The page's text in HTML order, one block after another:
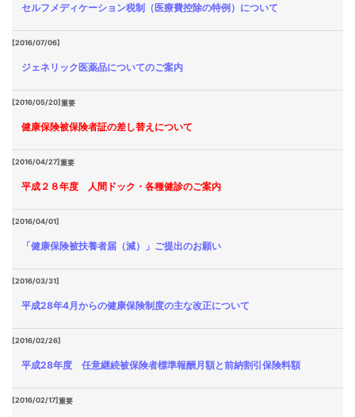
セルフメディケーション税制（医療費控除の特例）について
[2016/07/06]
ジェネリック医薬品についてのご案内
[2016/05/20]重要
健康保険被保険者証の差し替えについて
[2016/04/27]重要
平成２８年度 人間ドック・各種健診のご案内
[2016/04/01]
「健康保険被扶養者届（減）」ご提出のお願い
[2016/03/31]
平成28年4月からの健康保険制度の主な改正について
[2016/02/26]
平成28年度 任意継続被保険者標準報酬月額と前納割引保険料額
[2016/02/17]重要